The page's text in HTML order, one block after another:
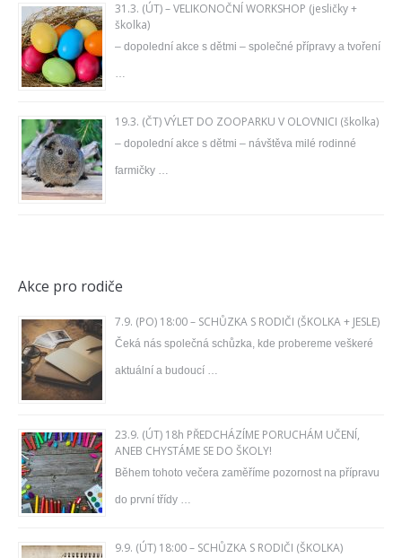
31.3. (ÚT) – VELIKONOČNÍ WORKSHOP (jesličky +
školka)
– dopolední akce s dětmi – společné přípravy a tvoření
…
19.3. (ČT) VÝLET DO ZOOPARKU V OLOVNICI (školka)
– dopolední akce s dětmi – návštěva milé rodinné
farmičky …
Akce pro rodiče
7.9. (PO) 18:00 – SCHŮZKA S RODIČI (ŠKOLKA + JESLE)
Čeká nás společná schůzka, kde probereme veškeré
aktuální a budoucí …
23.9. (ÚT) 18h PŘEDCHÁZÍME PORUCHÁM UČENÍ,
ANEB CHYSTÁME SE DO ŠKOLY!
Během tohoto večera zaměříme pozornost na přípravu
do první třídy …
9.9. (ÚT) 18:00 – SCHŮZKA S RODIČI (ŠKOLKA)